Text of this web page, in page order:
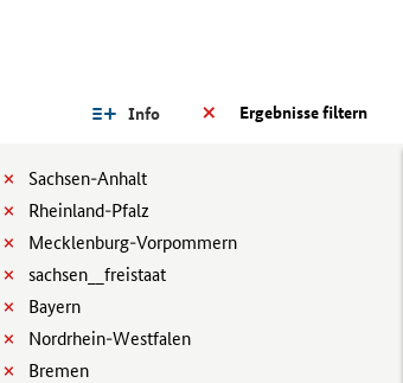
Ergebnisse filtern
Info
Sachsen-Anhalt
Rheinland-Pfalz
Mecklenburg-Vorpommern
sachsen__freistaat
Bayern
Nordrhein-Westfalen
Bremen